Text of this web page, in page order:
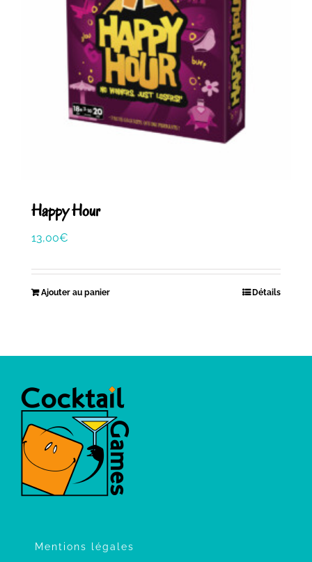
Happy Hour
13,00€
Ajouter au panier Détails
Mentions légales